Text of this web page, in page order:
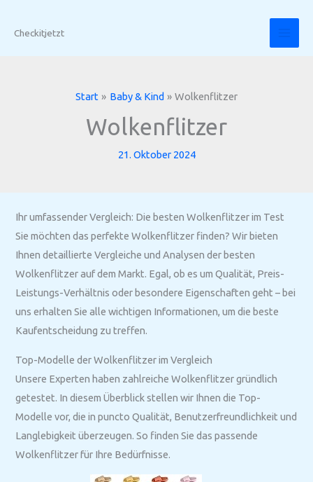
InhaltCheckitjetzt
Start Baby & Kind Wolkenflitzer
Wolkenflitzer
21. Oktober 2024
Ihr umfassender Vergleich: Die besten Wolkenflitzer im Test
Sie möchten das perfekte Wolkenflitzer finden? Wir bieten
Ihnen detaillierte Vergleiche und Analysen der besten
Wolkenflitzer auf dem Markt. Egal, ob es um Qualität, Preis-
Leistungs-Verhältnis oder besondere Eigenschaften geht – bei
uns erhalten Sie alle wichtigen Informationen, um die beste
Kaufentscheidung zu treffen.
Top-Modelle der Wolkenflitzer im Vergleich
Unsere Experten haben zahlreiche Wolkenflitzer gründlich
getestet. In diesem Überblick stellen wir Ihnen die Top-
Modelle vor, die in puncto Qualität, Benutzerfreundlichkeit und
Langlebigkeit überzeugen. So finden Sie das passende
Wolkenflitzer für Ihre Bedürfnisse.